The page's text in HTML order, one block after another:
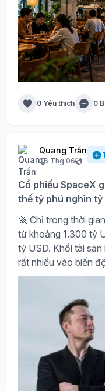
0 Yêu thích 0
Quang Trần
26 Thg 06
Cổ phiếu SpaceX
thế tỷ phú nghìn tỷ
🚀 Chỉ trong thời
từ khoảng 1.300 tỷ
tỷ USD. Khối tài
rất nhiều vào biến